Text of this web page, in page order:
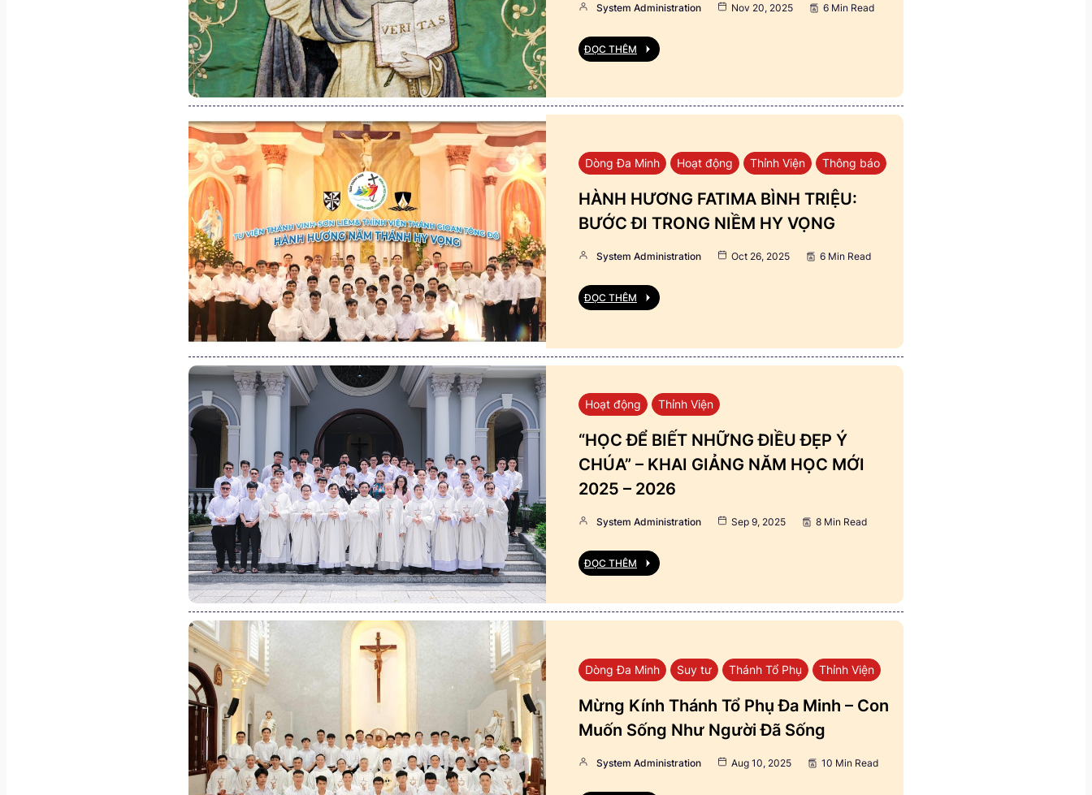
System Administration Nov 20, 2025 6 Min Read
ĐỌC THÊM
Dòng Đa Minh Hoạt động Thỉnh Viện Thông báo
HÀNH HƯƠNG FATIMA BÌNH TRIỆU:
BƯỚC ĐI TRONG NIỀM HY VỌNG
System Administration Oct 26, 2025 6 Min Read
ĐỌC THÊM
Hoạt động Thỉnh Viện
“HỌC ĐỂ BIẾT NHỮNG ĐIỀU ĐẸP Ý
CHÚA” – KHAI GIẢNG NĂM HỌC MỚI
2025 – 2026
System Administration Sep 9, 2025 8 Min Read
ĐỌC THÊM
Dòng Đa Minh Suy tư Thánh Tổ Phụ Thỉnh Viện
Mừng Kính Thánh Tổ Phụ Đa Minh – Con
Muốn Sống Như Người Đã Sống
System Administration Aug 10, 2025 10 Min Read